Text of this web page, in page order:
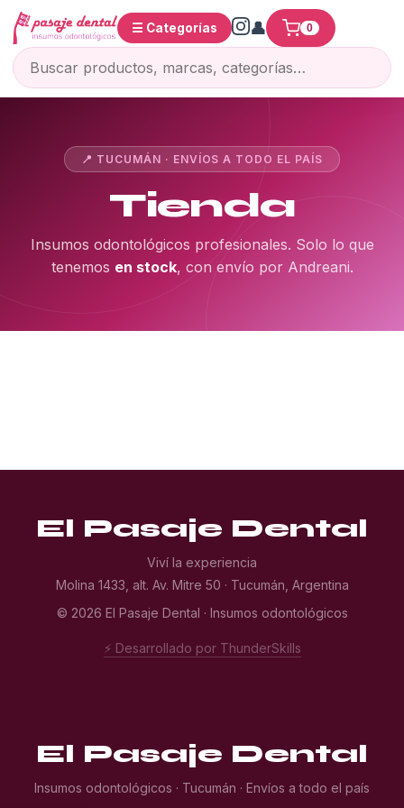
☰ Categorías 0
📍 TUCUMÁN · ENVÍOS A TODO EL PAÍS
Tienda
Insumos odontológicos profesionales. Solo lo que
tenemos en stock, con envío por Andreani.
El Pasaje Dental
Viví la experiencia
Molina 1433, alt. Av. Mitre 50 · Tucumán, Argentina
© 2026 El Pasaje Dental · Insumos odontológicos
⚡ Desarrollado por ThunderSkills
El Pasaje Dental
Insumos odontológicos · Tucumán · Envíos a todo el país